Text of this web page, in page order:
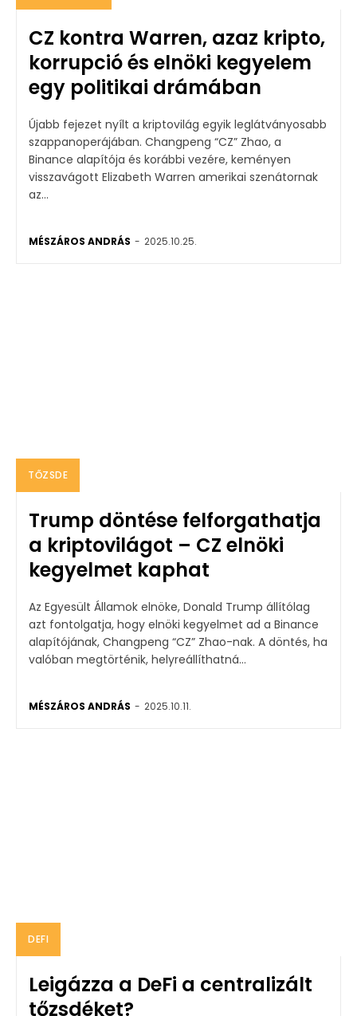
CZ kontra Warren, azaz kripto,
korrupció és elnöki kegyelem
egy politikai drámában
Újabb fejezet nyílt a kriptovilág egyik leglátványosabb
szappanoperájában. Changpeng “CZ” Zhao, a
Binance alapítója és korábbi vezére, keményen
visszavágott Elizabeth Warren amerikai szenátornak
az...
MÉSZÁROS ANDRÁS - 2025.10.25.
TŐZSDE
Trump döntése felforgathatja
a kriptovilágot – CZ elnöki
kegyelmet kaphat
Az Egyesült Államok elnöke, Donald Trump állítólag
azt fontolgatja, hogy elnöki kegyelmet ad a Binance
alapítójának, Changpeng “CZ” Zhao-nak. A döntés, ha
valóban megtörténik, helyreállíthatná...
MÉSZÁROS ANDRÁS - 2025.10.11.
DEFI
Leigázza a DeFi a centralizált
tőzsdéket?